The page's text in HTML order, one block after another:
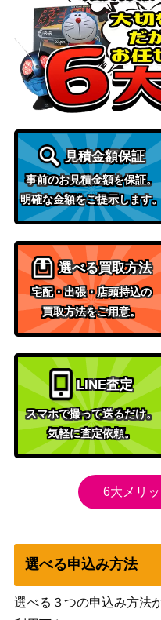
見積金額保証
事前のお見積金額を保証。
明確な金額をご提示します
選べる買取方法
宅配・出張・店頭持込の
買取方法をご用意。
LINE査定
スマホで撮って送るだけ。
気軽に査定依頼。
6大メリ
選べる申込み方法
選べる３つの申込み方法